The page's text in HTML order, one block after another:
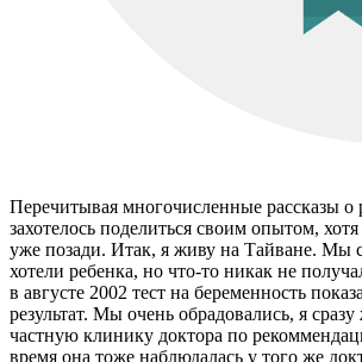
Перечитывая многочисленные рассказы о
захотелось поделиться своим опытом,
уже позади. Итак, я живу на Тайване. Мы
хотели ребенка, но что-то никак не
в августе 2002 тест на беременность
результат. Мы очень обрадовались, я
частную клинику доктора по
время она тоже наблюдалась у того же